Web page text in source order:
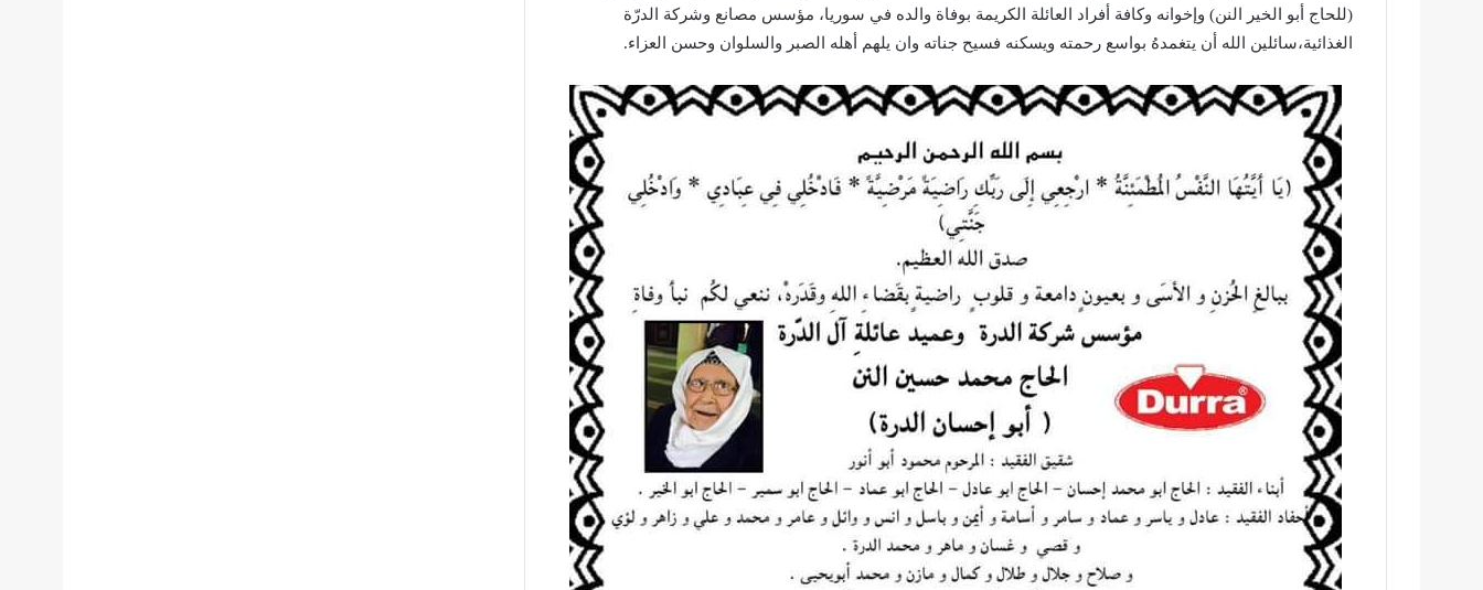
(للحاج أبو الخير النن) وإخوانه وكافة أفراد العائلة الكريمة بوفاة والده في سوريا، مؤسس مصانع وشركة الدرّة
الغذائية،سائلين الله أن يتغمدهُ بواسع رحمته ويسكنه فسيح جناته وان يلهم أهله الصبر والسلوان وحسن العزاء.